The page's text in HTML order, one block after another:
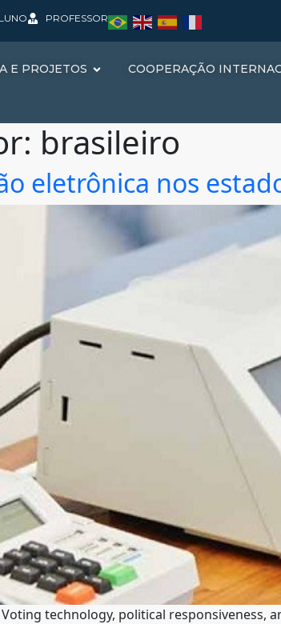
PROFESSOR
E PROJETOS COOPERAÇÃO
brasileiro
eletrônica nos
technology, political responsiveness,